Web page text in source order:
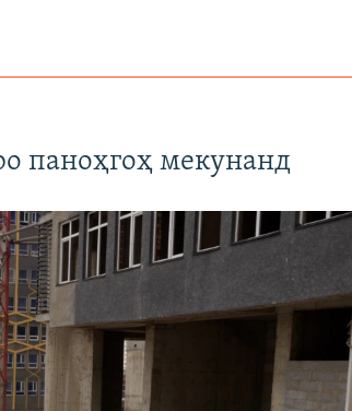
паноҳгоҳ мекунанд